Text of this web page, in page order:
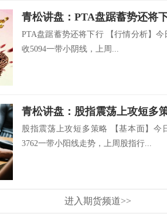
青松讲盘：PTA盘踞蓄势还将
PTA盘踞蓄势还将下行 【行情分析】
收5094一带小阴线，上周...
青松讲盘：股指震荡上攻短多
股指震荡上攻短多策略 【基本面】今
3762一带小阳线走势，上周股指行...
进入期货频道>>